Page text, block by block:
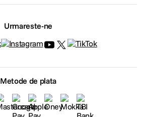
Urmareste-ne
Metode de plata